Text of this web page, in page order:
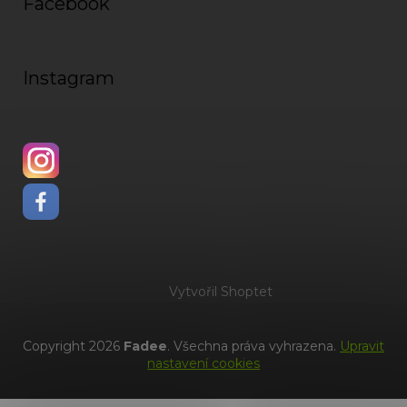
Instagram
Vytvořil Shoptet
Copyright 2026 Fadee. Všechna práva vyhrazena. Upravit
nastavení cookies